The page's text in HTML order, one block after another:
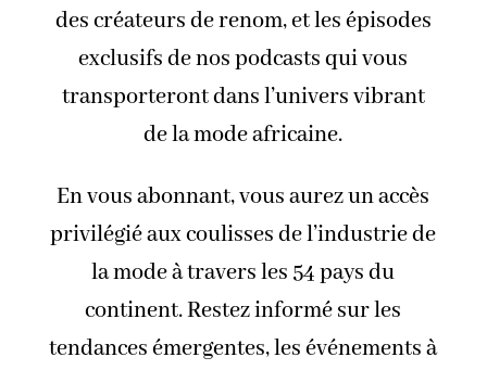
des créateurs de renom, et les épisodes
exclusifs de nos podcasts qui vous
transporteront dans l’univers vibrant
de la mode africaine.
En vous abonnant, vous aurez un accès
privilégié aux coulisses de l’industrie de
la mode à travers les 54 pays du
continent. Restez informé sur les
tendances émergentes, les événements à